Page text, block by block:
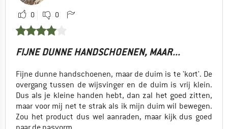
0 0
FIJNE DUNNE HANDSCHOENEN, MAAR...
Fijne dunne handschoenen, maar de duim is te 'kort'. De
overgang tussen de wijsvinger en de duim is vrij klein.
Dus als je kleine handen hebt, dan zal het goed zitten,
maar voor mij net te strak als ik mijn duim wil bewegen.
Zou het product dus wel aanraden, maar kijk dus goed